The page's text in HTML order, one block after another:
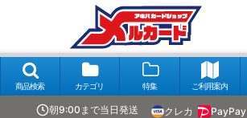
商品検索 カテゴリ 特集 ご利用案内
朝9:00まで当日発送 クレカ PayPay